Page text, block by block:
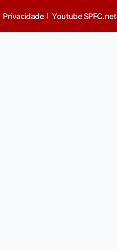
Privacidade Youtube SPFC.net